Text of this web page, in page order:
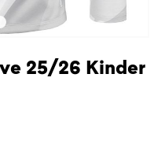
25/26 Kinder